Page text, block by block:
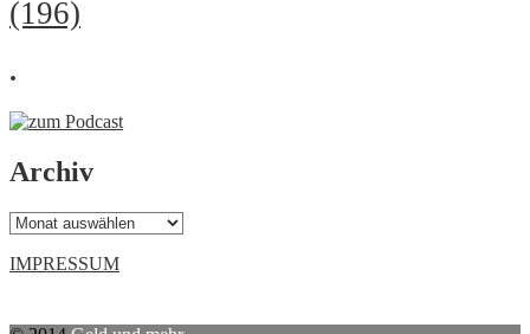
(196)
.
Archiv
Archiv
IMPRESSUM